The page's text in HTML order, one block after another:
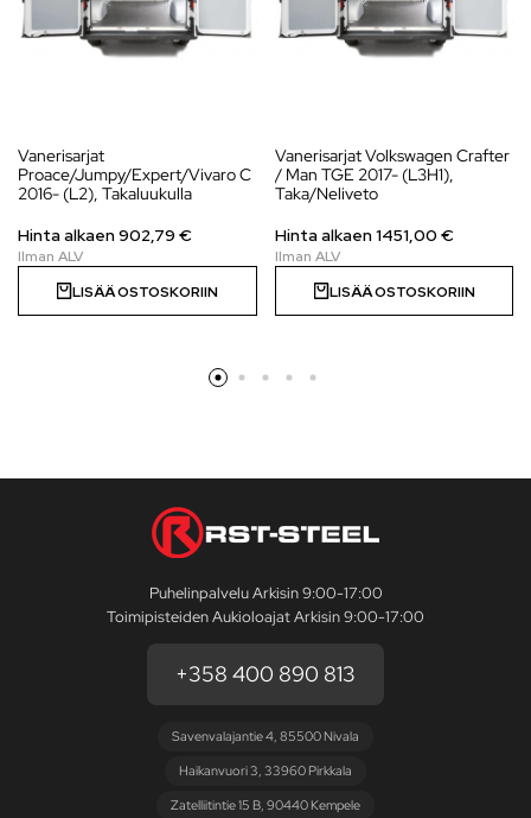
Vanerisarjat
Proace/Jumpy/Expert/Vivaro C
2016- (L2), Takaluukulla
Hinta alkaen902,79 €
LISÄÄ OSTOSKORIIN
Vanerisarjat Volkswagen Crafter
/ Man TGE 2017- (L3H1),
Taka/Neliveto
Hinta alkaen1451,00 €
LISÄÄ OSTOSKORIIN
Puhelinpalvelu Arkisin 9:00-17:00
Toimipisteiden Aukioloajat Arkisin 9:00-17:00
+358 400 890 813
Savenvalajantie 4, 85500 Nivala
Haikanvuori 3, 33960 Pirkkala
Zatelliitintie 15 B, 90440 Kempele